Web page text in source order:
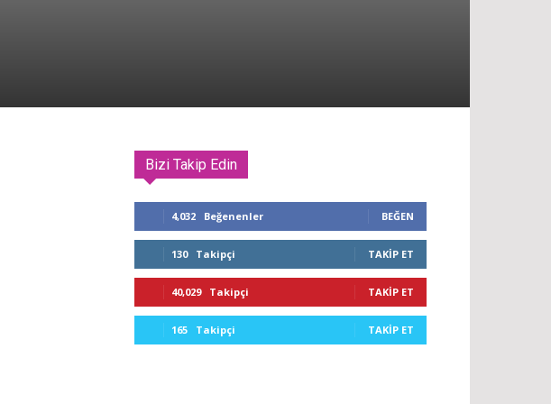
Bizi Takip Edin
4,032 Beğenenler BEĞEN
130 Takipçi TAKIP ET
40,029 Takipçi TAKIP ET
165 Takipçi TAKIP ET